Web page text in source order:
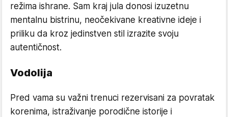
režima ishrane. Sam kraj jula donosi izuzetnu
mentalnu bistrinu, neočekivane kreativne ideje i
priliku da kroz jedinstven stil izrazite svoju
autentičnost.
Vodolija
Pred vama su važni trenuci rezervisani za povratak
korenima, istraživanje porodične istorije i